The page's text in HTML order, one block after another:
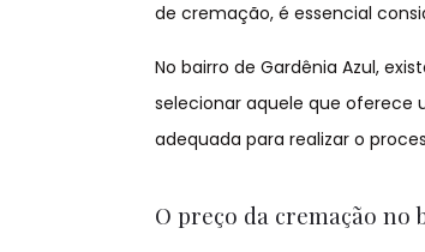
de cremação, é essencial
No bairro de Gardênia Azul,
selecionar aquele que
adequada para realizar o
O preço da cremação no